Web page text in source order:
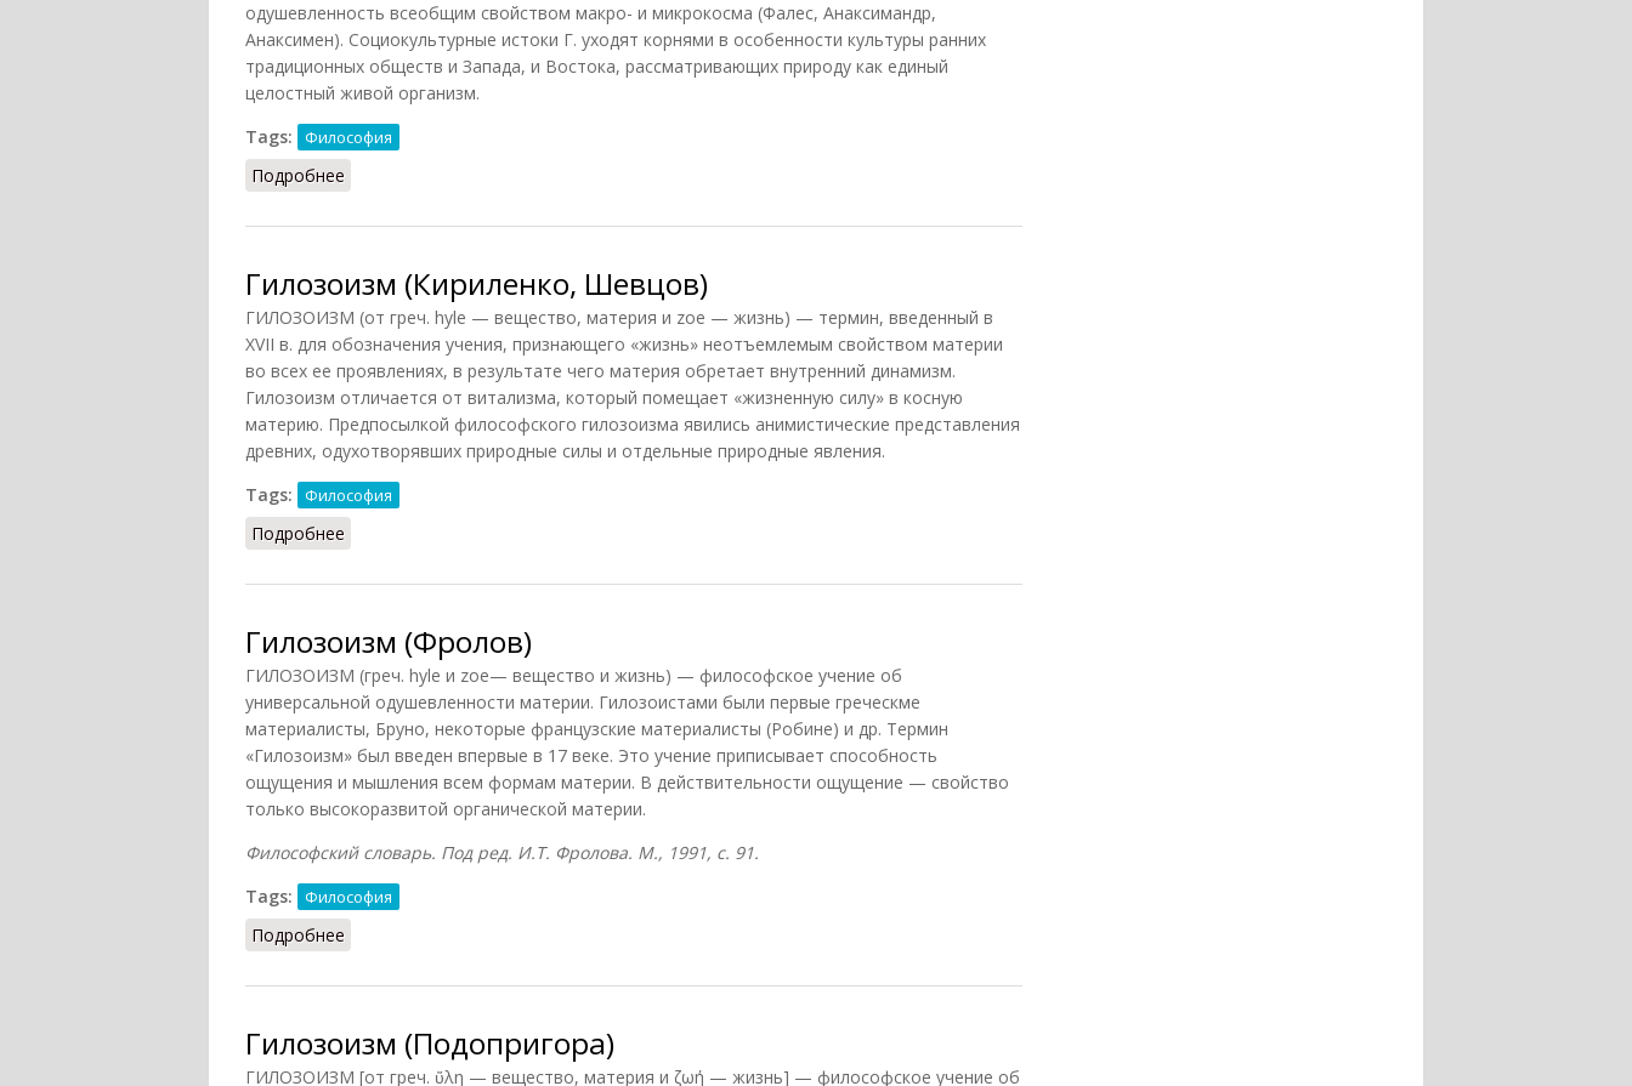
одушевленность всеобщим свойством макро- и микрокосма (Фалес, Анаксимандр,
Анаксимен). Социокультурные истоки Г. уходят корнями в особенности культуры ранних
традиционных обществ и Запада, и Востока, рассматривающих природу как единый
целостный живой организм.
Tags:
Философия
Подробнее
Гилозоизм (Кириленко, Шевцов)
ГИЛОЗОИЗМ (от греч. hyle — вещество, материя и zoe — жизнь) — термин, введенный в
XVII в. для обозначения учения, признающего «жизнь» неотъемлемым свойством материи
во всех ее проявлениях, в результате чего материя обретает внутренний динамизм.
Гилозоизм отличается от витализма, который помещает «жизненную силу» в косную
материю. Предпосылкой философского гилозоизма явились анимистические представления
древних, одухотворявших природные силы и отдельные природные явления.
Tags:
Философия
Подробнее
Гилозоизм (Фролов)
ГИЛОЗОИЗМ (греч. hyle и zoe— вещество и жизнь) — философское учение об
универсальной одушевленности материи. Гилозоистами были первые греческме
материалисты, Бруно, некоторые французские материалисты (Робине) и др. Термин
«Гилозоизм» был введен впервые в 17 веке. Это учение приписывает способность
ощущения и мышления всем формам материи. В действительности ощущение — свойство
только высокоразвитой органической материи.
Философский словарь. Под ред. И.Т. Фролова. М., 1991, с. 91.
Tags:
Философия
Подробнее
Гилозоизм (Подопригора)
ГИЛОЗОИЗМ [от греч. ὕλη — вещество, материя и ζωή — жизнь] — философское учение об